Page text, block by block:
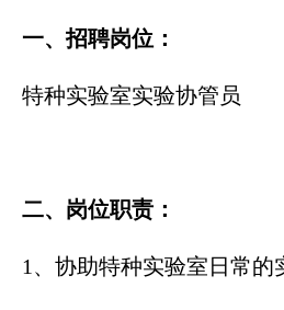
一、招聘岗位：
特种实验室实验协管员
二、岗位职责：
1、协助特种实验室日常的